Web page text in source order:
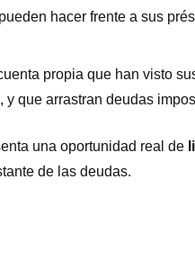
hacer frente a sus
propia que han visto
que arrastran deudas
una oportunidad real de
de las deudas.